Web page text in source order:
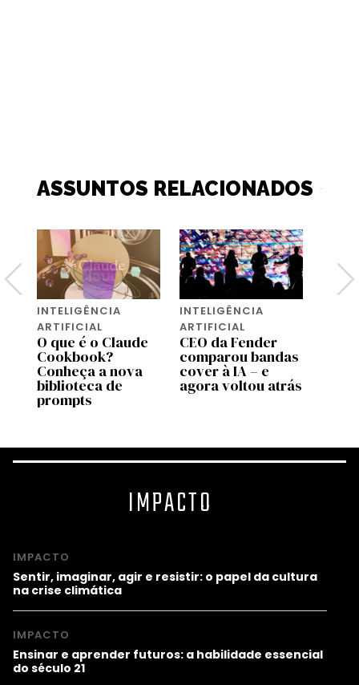
ASSUNTOS RELACIONADOS
INTELIGÊNCIA
ARTIFICIAL
O que é o Claude
Cookbook?
Conheça a nova
biblioteca de
prompts
INTELIGÊNCIA
ARTIFICIAL
CEO da Fender
comparou bandas
cover à IA – e
agora voltou atrás
IMPACTO
IMPACTO
Sentir, imaginar, agir e resistir: o papel da cultura
na crise climática
IMPACTO
Ensinar e aprender futuros: a habilidade essencial
do século 21